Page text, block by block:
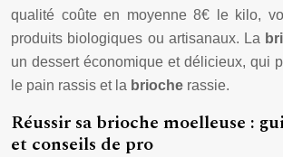
qualité coûte en moyenne 8€ le kilo,
produits biologiques ou artisanaux. La
un dessert économique et délicieux, qui
le pain rassis et la brioche rassie.
Réussir sa brioche moelleuse :
et conseils de pro